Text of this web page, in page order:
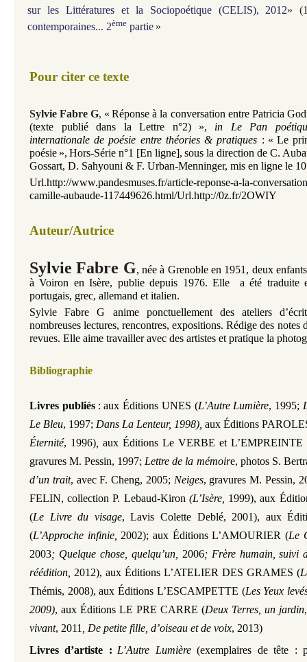
sur les Littératures et la Sociopoétique (CELIS), 2012»
contemporaines... 2ème partie »
Pour citer ce texte
Sylvie Fabre G, « Réponse à la conversation entre Patricia
(texte publié dans la Lettre n°2)
»,
in Le Pan
internationale de poésie entre théories & pratiques : « Le
poésie », Hors-Série n°1 [En ligne], sous la direction de C.
Gossart, D. Sahyouni & F. Urban-Menninger, mis en ligne le 10
Url.http://www.pandesmuses.fr/article-reponse-a-la-
camille-aubaude-117449626.html/Url.http://0z.fr/2OWIY
Auteur/Autrice
Sylvie Fabre G,née à Grenoble en 1951, deux
à Voiron en Isère, publie depuis 1976. Elle a été traduite
portugais, grec, allemand et italien.
Sylvie Fabre G anime ponctuellement des ateliers
nombreuses lectures, rencontres, expositions. Rédige des notes
revues. Elle aime travailler avec des artistes et pratique la
Bibliographie
Livres publiés : aux Éditions UNES (L’Autre Lumière, 1995;
Le Bleu, 1997; Dans La Lenteur, 1998), aux Éditions
Éternité, 1996) aux Éditions Le VERBE et L’EMPREINTE
gravures M. Pessin, 1997; Lettre de la mémoire, photos S.
d’un trait, avec F. Cheng, 2005; Neiges, gravures M. Pessin,
FELIN, collection P. Lebaud-Kiron (L’Isère, 1999), aux
(Le Livre du visage,Lavis Colette Deblé, 2001), aux
(L’Approche infinie, 2002); aux Éditions L’AMOURIER (Le
2003; Quelque chose, quelqu’un, 2006; Frère humain, suivi
réédition, 2012), aux Éditions L’ATELIER DES GRAMES (
Thémis, 2008), aux Éditions L’ESCAMPETTE (Les Yeux
2009), aux Éditions LE PRE CARRE (Deux Terres, un jardin
vivant, 2011 , De petite fille, d’oiseau et de voix, 2013)
Livres d’artiste : L’Autre Lumière(exemplaires de tête :